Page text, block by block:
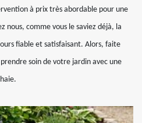
à prix très abordable pour une
nous, comme vous le saviez déjà, la
fiable et satisfaisant. Alors, faite
soin de votre jardin avec une